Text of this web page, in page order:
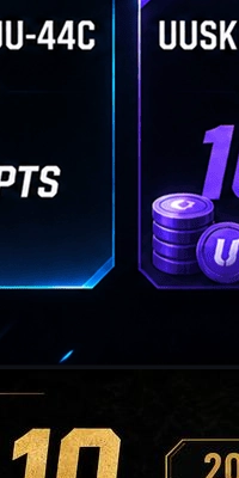
상위 10개 AK-47 스킨:
까지